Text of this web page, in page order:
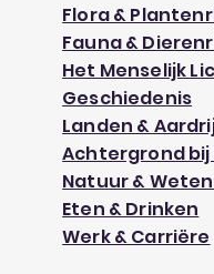
Flora &
Fauna &
Het Menselijk
Geschiedenis
Landen &
Achtergrond bij
Natuur &
Eten & Drinken
Werk & Carriëre